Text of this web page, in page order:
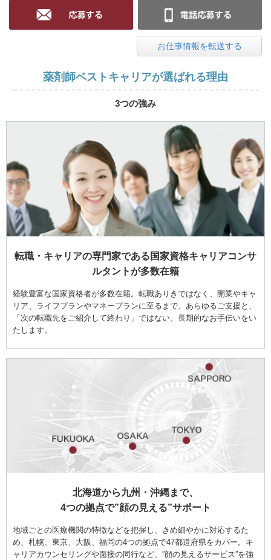
お仕事情報を転送する
薬剤師ベストキャリアが選ばれる理由
3つの強み
転職・キャリアの専門家である国家資格キャリアコンサ
ルタントが多数在籍
経験豊富な国家資格者が多数在籍。転職ありきではなく、開業やキャ
リア、ライフプランやマネープランに至るまで、あらゆるご支援と、
「次の転職先をご紹介して終わり」ではない、長期的なお手伝いをい
たします。
北海道から九州・沖縄まで、
4つの拠点で”顔の見える”サポート
地域ごとの医療機関の特徴などを把握し、きめ細やかに対応するた
め、札幌、東京、大阪、福岡の4つの拠点で47都道府県をカバー。キ
ャリアカウンセリングや面接の同行など、”顔の見えるサービス”を強